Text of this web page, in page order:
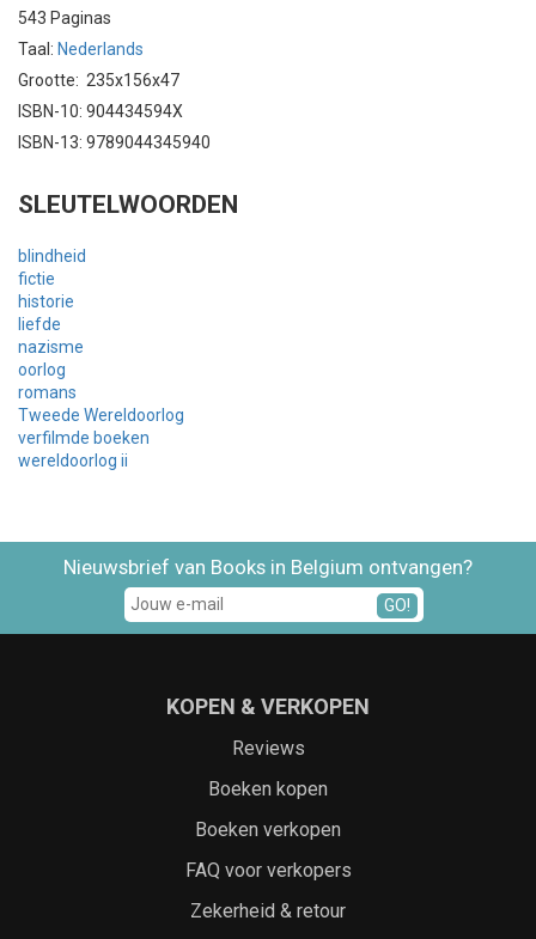
543 Paginas
Taal: Nederlands
Grootte: 235x156x47
ISBN-10: 904434594X
ISBN-13: 9789044345940
SLEUTELWOORDEN
blindheid
fictie
historie
liefde
nazisme
oorlog
romans
Tweede Wereldoorlog
verfilmde boeken
wereldoorlog ii
Nieuwsbrief van Books in Belgium ontvangen?
GO!
KOPEN & VERKOPEN
Reviews
Boeken kopen
Boeken verkopen
FAQ voor verkopers
Zekerheid & retour